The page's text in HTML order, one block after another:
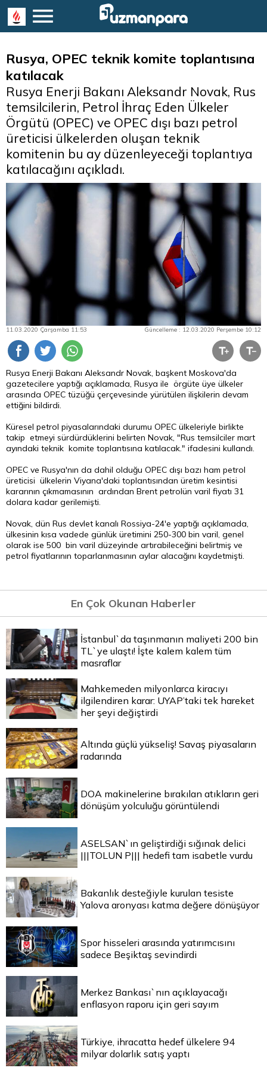
Rusya, OPEC teknik komite toplantısına
katılacak
Rusya Enerji Bakanı Aleksandr Novak, Rus
temsilcilerin, Petrol İhraç Eden Ülkeler
Örgütü (OPEC) ve OPEC dışı bazı petrol
üreticisi ülkelerden oluşan teknik
komitenin bu ay düzenleyeceği toplantıya
katılacağını açıkladı.
11.03.2020 Çarşamba 11:53 Güncelleme : 12.03.2020 Perşembe 10:12
Rusya Enerji Bakanı Aleksandr Novak, başkent Moskova'da
gazetecilere yaptığı açıklamada, Rusya ile örgüte üye ülkeler
arasında OPEC tüzüğü çerçevesinde yürütülen ilişkilerin devam
ettiğini bildirdi.
Küresel petrol piyasalarındaki durumu OPEC ülkeleriyle birlikte
takip etmeyi sürdürdüklerini belirten Novak, "Rus temsilciler mart
ayındaki teknik komite toplantısına katılacak." ifadesini kullandı.
OPEC ve Rusya'nın da dahil olduğu OPEC dışı bazı ham petrol
üreticisi ülkelerin Viyana'daki toplantısından üretim kesintisi
kararının çıkmamasının ardından Brent petrolün varil fiyatı 31
dolara kadar gerilemişti.
Novak, dün Rus devlet kanalı Rossiya-24'e yaptığı açıklamada,
ülkesinin kısa vadede günlük üretimini 250-300 bin varil, genel
olarak ise 500 bin varil düzeyinde artırabileceğini belirtmiş ve
petrol fiyatlarının toparlanmasının aylar alacağını kaydetmişti.
En Çok Okunan Haberler
İstanbul`da taşınmanın maliyeti 200 bin
TL`ye ulaştı! İşte kalem kalem tüm
masraflar
Mahkemeden milyonlarca kiracıyı
ilgilendiren karar: UYAP’taki tek hareket
her şeyi değiştirdi
Altında güçlü yükseliş! Savaş piyasaların
radarında
DOA makinelerine bırakılan atıkların geri
dönüşüm yolculuğu görüntülendi
ASELSAN`ın geliştirdiği sığınak delici
|||TOLUN P||| hedefi tam isabetle vurdu
Bakanlık desteğiyle kurulan tesiste
Yalova aronyası katma değere dönüşüyor
Spor hisseleri arasında yatırımcısını
sadece Beşiktaş sevindirdi
Merkez Bankası`nın açıklayacağı
enflasyon raporu için geri sayım
Türkiye, ihracatta hedef ülkelere 94
milyar dolarlık satış yaptı